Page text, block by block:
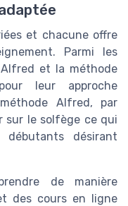
et chacune offre
Parmi les
et la méthode
leur approche
Alfred, par
sur le solfège ce qui
désirant
de manière
des cours en ligne